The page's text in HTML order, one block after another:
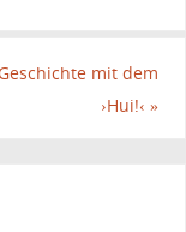
mit dem
›Hui!‹»